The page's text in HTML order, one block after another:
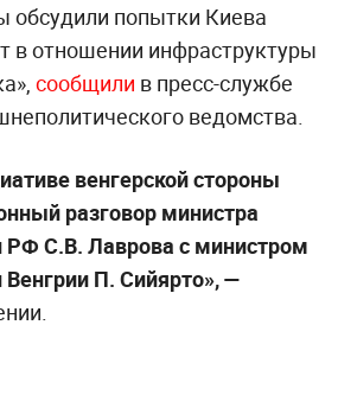
обсудили попытки Киева
в отношении инфраструктуры
сообщили в пресс-службе
ведомства.
венгерской стороны
разговор министра
РФ С.В. Лаврова с министром
П. Сийярто», —